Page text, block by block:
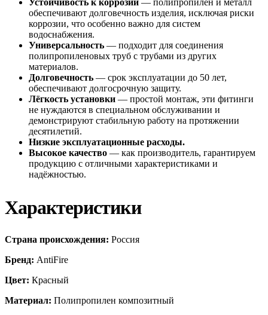
Устойчивость к коррозии — полипропилен и металл
обеспечивают долговечность изделия, исключая риски
коррозии, что особенно важно для систем
водоснабжения.
Универсальность — подходит для соединения
полипропиленовых труб с трубами из других
материалов.
Долговечность — срок эксплуатации до 50 лет,
обеспечивают долгосрочную защиту.
Лёгкость установки — простой монтаж, эти фитинги
не нуждаются в специальном обслуживании и
демонстрируют стабильную работу на протяжении
десятилетий.
Низкие эксплуатационные расходы.
Высокое качество — как производитель, гарантируем
продукцию с отличными характеристиками и
надёжностью.
Характеристики
Страна происхождения: Россия
Бренд: AntiFire
Цвет: Красный
Материал: Полипропилен композитный